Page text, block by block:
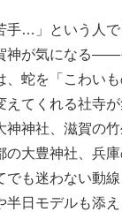
手…」という人
神が気になる——
、蛇を「こわい
えてくれる社寺
神神社、滋賀の
の大豊神社、兵
でも迷わない動
半日モデルも添